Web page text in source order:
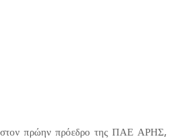
στον πρώην πρόεδρο της ΠΑΕ ΑΡΗΣ,